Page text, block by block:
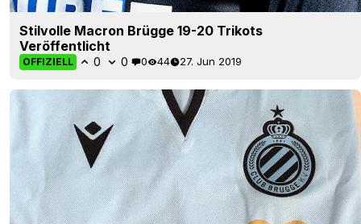
Stilvolle Macron Brügge 19-20 Trikots
Veröffentlicht
OFFIZIELL 0 0 0 44 27. Jun 2019